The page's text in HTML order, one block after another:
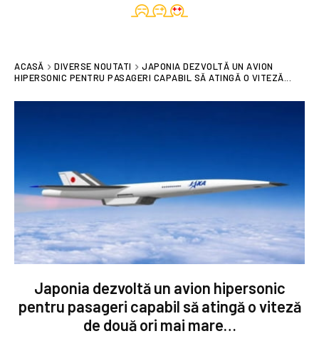
ACASĂ DIVERSE NOUTATI
JAPONIA DEZVOLTĂ UN AVION
HIPERSONIC PENTRU PASAGERI CAPABIL SĂ ATINGĂ O VITEZĂ...
Japonia dezvoltă un avion hipersonic
pentru pasageri capabil să atingă o viteză
de două ori mai mare…